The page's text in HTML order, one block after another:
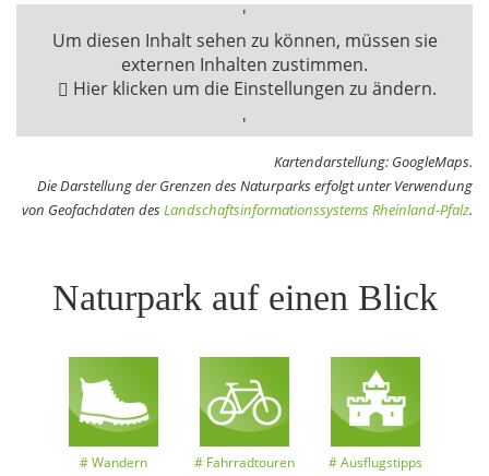
'
Um diesen Inhalt sehen zu können, müssen sie
externen Inhalten zustimmen.
Hier klicken um die Einstellungen zu ändern.
'
Kartendarstellung: GoogleMaps.
Die Darstellung der Grenzen des Naturparks erfolgt unter Verwendung
von Geofachdaten desLandschaftsinformationssystems Rheinland-Pfalz.
Naturpark auf einen Blick
Wandern Fahrradtouren Ausflugstipps